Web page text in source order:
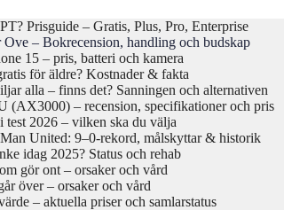
Prisguide – Gratis, Plus, Pro, Enterprise
Ove – Bokrecension, handling och budskap
15 – pris, batteri och kamera
för äldre? Kostnader & fakta
alla – finns det? Sanningen och alternativen
(AX3000) – recension, specifikationer och pris
test 2026 – vilken ska du välja
United: 9–0-rekord, målskyttar & historik
idag 2025? Status och rehab
gör ont – orsaker och vård
över – orsaker och vård
– aktuella priser och samlarstatus